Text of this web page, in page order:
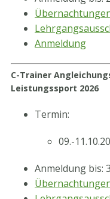
Anmeldung
C-Trainer
Leistungssport 2026
Termin:
09.-
Anmeldung bis: